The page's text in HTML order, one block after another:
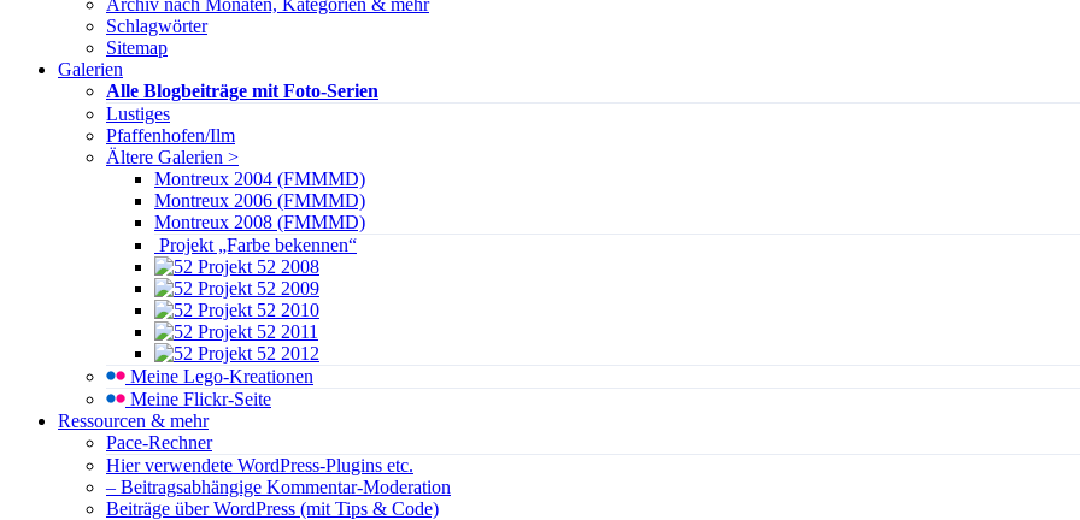
Archiv nach Monaten, Kategorien & mehr
Schlagwörter
Sitemap
Galerien
Alle Blogbeiträge mit Foto-Serien
Lustiges
Pfaffenhofen/Ilm
Ältere Galerien >
Montreux 2004 (FMMMD)
Montreux 2006 (FMMMD)
Montreux 2008 (FMMMD)
Projekt „Farbe bekennen“
Projekt 52 2008
Projekt 52 2009
Projekt 52 2010
Projekt 52 2011
Projekt 52 2012
Meine Lego-Kreationen
Meine Flickr-Seite
Ressourcen & mehr
Pace-Rechner
Hier verwendete WordPress-Plugins etc.
– Beitragsabhängige Kommentar-Moderation
Beiträge über WordPress (mit Tips & Code)